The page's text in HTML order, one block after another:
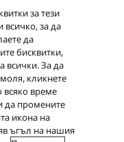
продукта
за тези
за да
да
бисквитки,
всички. За да
кликнете
всяко време
да промените
икона на
ъгъл на нашия